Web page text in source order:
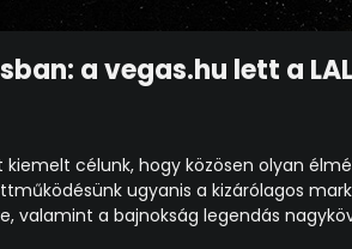
a vegas.hu lett a
célunk, hogy közösen olyan
ugyanis a kizárólagos
valamint a bajnokság legendás